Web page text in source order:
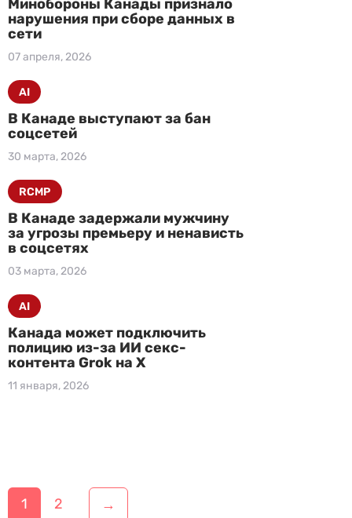
Минобороны Канады признало
нарушения при сборе данных в
сети
07 апреля, 2026
В Канаде выступают за бан
соцсетей
30 марта, 2026
AI
В Канаде задержали мужчину
за угрозы премьеру и ненависть
в соцсетях
03 марта, 2026
RCMP
Канада может подключить
полицию из-за ИИ секс-
контента Grok на X
11 января, 2026
AI
1 2 →